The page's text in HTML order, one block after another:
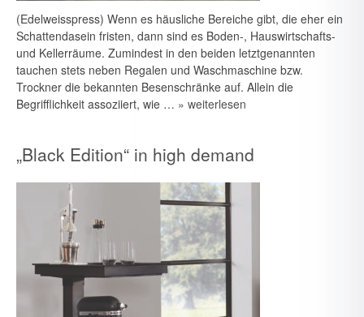
(Edelweisspress) Wenn es häusliche Bereiche gibt, die eher ein
Schattendasein fristen, dann sind es Boden-, Hauswirtschafts-
und Kellerräume. Zumindest in den beiden letztgenannten
tauchen stets neben Regalen und Waschmaschine bzw.
Trockner die bekannten Besenschränke auf. Allein die
Begrifflichkeit assoziiert, wie … » weiterlesen
„Black Edition“ in high demand